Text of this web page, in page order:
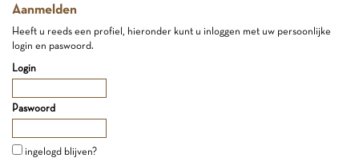
Aanmelden
Heeft u reeds een profiel, hieronder kunt u inloggen met uw persoonlijke
login en paswoord.
Login
Paswoord
ingelogd blijven?